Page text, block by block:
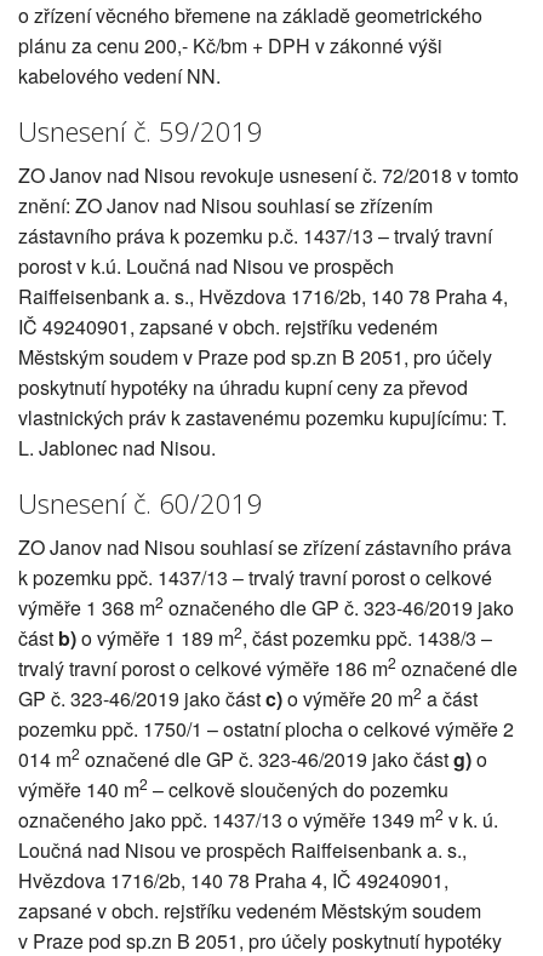
o zřízení věcného břemene na základě geometrického
plánu za cenu 200,- Kč/bm + DPH v zákonné výši
kabelového vedení NN.
Usnesení č. 59/2019
ZO Janov nad Nisou revokuje usnesení č. 72/2018 v tomto
znění: ZO Janov nad Nisou souhlasí se zřízením
zástavního práva k pozemku p.č. 1437/13 – trvalý travní
porost v k.ú. Loučná nad Nisou ve prospěch
Raiffeisenbank a. s., Hvězdova 1716/2b, 140 78 Praha 4,
IČ 49240901, zapsané v obch. rejstříku vedeném
Městským soudem v Praze pod sp.zn B 2051, pro účely
poskytnutí hypotéky na úhradu kupní ceny za převod
vlastnických práv k zastavenému pozemku kupujícímu: T.
L. Jablonec nad Nisou.
Usnesení č. 60/2019
ZO Janov nad Nisou souhlasí se zřízení zástavního práva
k pozemku ppč. 1437/13 – trvalý travní porost o celkové
výměře 1 368 m2 označeného dle GP č. 323-46/2019 jako
část b)o výměře 1 189 m2, část pozemku ppč. 1438/3 –
trvalý travní porost o celkové výměře 186 m2 označené dle
GP č. 323-46/2019 jako částc)o výměře 20 m2 a část
pozemku ppč. 1750/1 – ostatní plocha o celkové výměře 2
014 m2 označené dle GP č. 323-46/2019 jako částg)o
výměře 140 m2 – celkově sloučených do pozemku
označeného jako ppč. 1437/13 o výměře 1349 m2 v k. ú.
Loučná nad Nisou ve prospěch Raiffeisenbank a. s.,
Hvězdova 1716/2b, 140 78 Praha 4, IČ 49240901,
zapsané v obch. rejstříku vedeném Městským soudem
v Praze pod sp.zn B 2051, pro účely poskytnutí hypotéky